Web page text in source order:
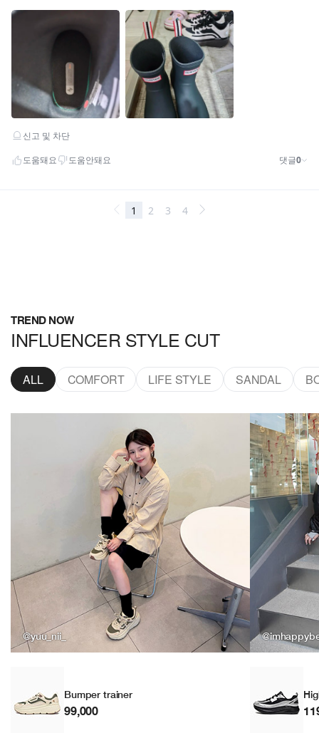
TREND NOW
INFLUENCER STYLE CUT
ALL COMFORT LIFE STYLE SANDAL
@yuu_nii_
Bumper trainer
99,000